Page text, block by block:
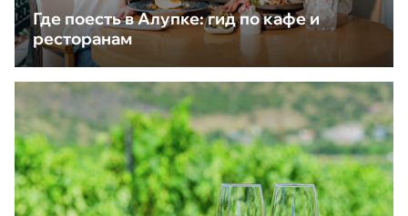
Где поесть в Алупке: гид по кафе и
ресторанам